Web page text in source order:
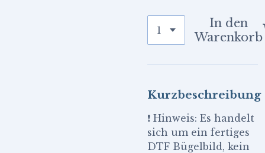
In den
Warenkorb
Kurzbeschreibung
❗ Hinweis: Es handelt
sich um ein fertiges
DTF Bügelbild, kein